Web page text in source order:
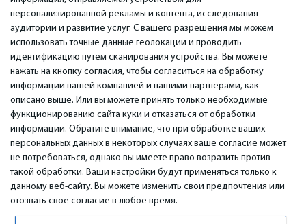
персонализированной рекламы и контента, исследования
аудитории и развитие услуг. С вашего разрешения мы можем
использовать точные данные геолокации и проводить
идентификацию путем сканирования устройства. Вы можете
нажать на кнопку согласия, чтобы согласиться на обработку
информации нашей компанией и нашими партнерами, как
описано выше. Или вы можете принять только необходимые
функционированию сайта куки и отказаться от обработки
информации. Обратите внимание, что при обработке ваших
персональных данных в некоторых случаях ваше согласие может
не потребоваться, однако вы имеете право возразить против
такой обработки. Ваши настройки будут применяться только к
данному веб-сайту. Вы можете изменить свои предпочтения или
отозвать свое согласие в любое время.
ВАЖНОЕ
Сервисные центры
Гарантия
Условия использования
Политика
конфиденциальности
Контакты
Дистанционный договор
КОНТАКТЫ
Тел. +371 67296734
Моб. +371 27725222
WhatsApp +371 27725222
Краста 89, Рига, Латвия
© 2026 All Rights Reserved.
www.bm.market
High Yield System LP
196 Rose Street, Suite 3, Edinburgh, EH2 4AT, Scotland, United Kingdom